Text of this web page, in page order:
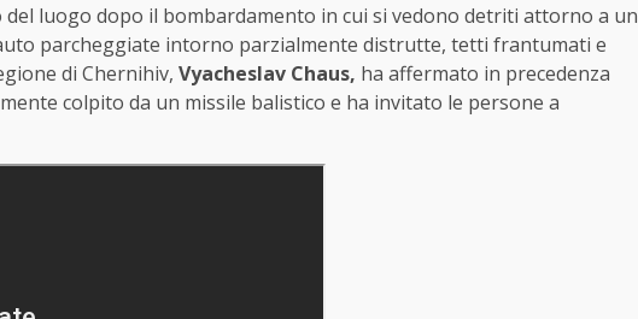
luogo dopo il bombardamento in cui si vedono detriti attorno a un
parcheggiate intorno parzialmente distrutte, tetti frantumati e
di Chernihiv, Vyacheslav Chaus, ha affermato in precedenza
colpito da un missile balistico e ha invitato le persone a